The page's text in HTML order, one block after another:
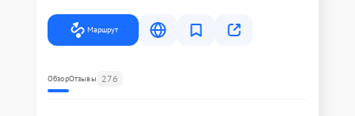
Маршрут
ОбзорОтзывы 276